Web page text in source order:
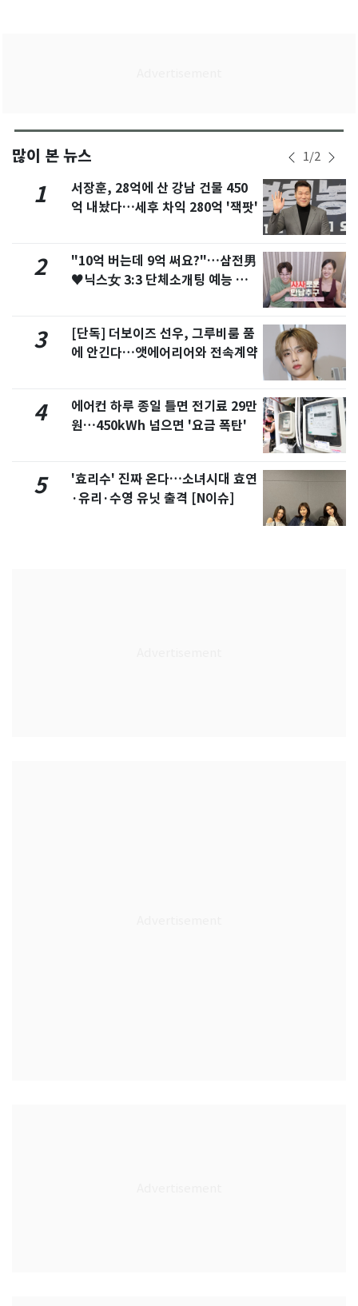
많이 본 뉴스 1/2
1
서장훈, 28억에 산 강남 건물 450
억 내놨다…세후 차익 280억 '잭팟'
2
"10억 버는데 9억 써요?"…삼전男
♥닉스女 3:3 단체소개팅 예능 화
3
[단독] 더보이즈 선우, 그루비룸 품
에 안긴다…앳에어리어와 전속계약
4
에어컨 하루 종일 틀면 전기료 29만
원…450kWh 넘으면 '요금 폭탄'
5
'효리수' 진짜 온다…소녀시대 효연
·유리·수영 유닛 출격 [N이슈]